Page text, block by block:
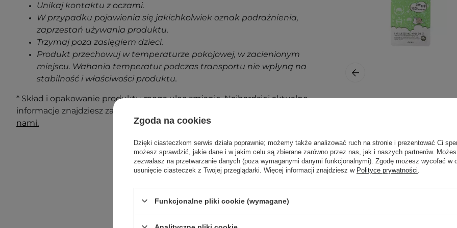
Unikaj kontaktu z oczami.
W przypadku pojawienia się jakichkolwiek oznak podrażnienia,
zaprzestań używania produktu.
Trzymaj poza zasięgiem dzieci.
Produkt przechowuj w temperaturze pokojowej, w zacienionym
miejscu. Wahania temperatur podczas transportu nie wpłyną na
stabilność i właściwości produktu.
* Skład i opakowanie produktu mogą ulec zmianie. Najbardziej aktualne
informacje znajdziesz zawsze na opakowaniu. Masz pytania?
nami.
ze Śluzem Ślimaka
- 25ml
Zgoda na cookies
Dzięki ciasteczkom serwis działa poprawnie; możemy także analizować ruch na stronie i prezentować Ci
możesz sprawdzić, jakie dane i w jakim celu są zbierane zarówno przez nas, jak i naszych partnerów.
zezwalasz na przetwarzanie danych (poza wymaganymi danymi funkcjonalnymi). Zgodę możesz wycofać w
usunięcie ciasteczek z Twojej przeglądarki. Więcej informacji znajdziesz w Polityce prywatności
Funkcjonalne pliki cookie (wymagane)